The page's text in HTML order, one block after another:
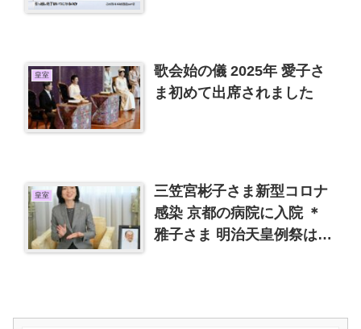
皇室
歌会始の儀 2025年 愛子さ
ま初めて出席されました
皇室
三笠宮彬子さま新型コロナ
感染 京都の病院に入院 ＊
雅子さま 明治天皇例祭はお